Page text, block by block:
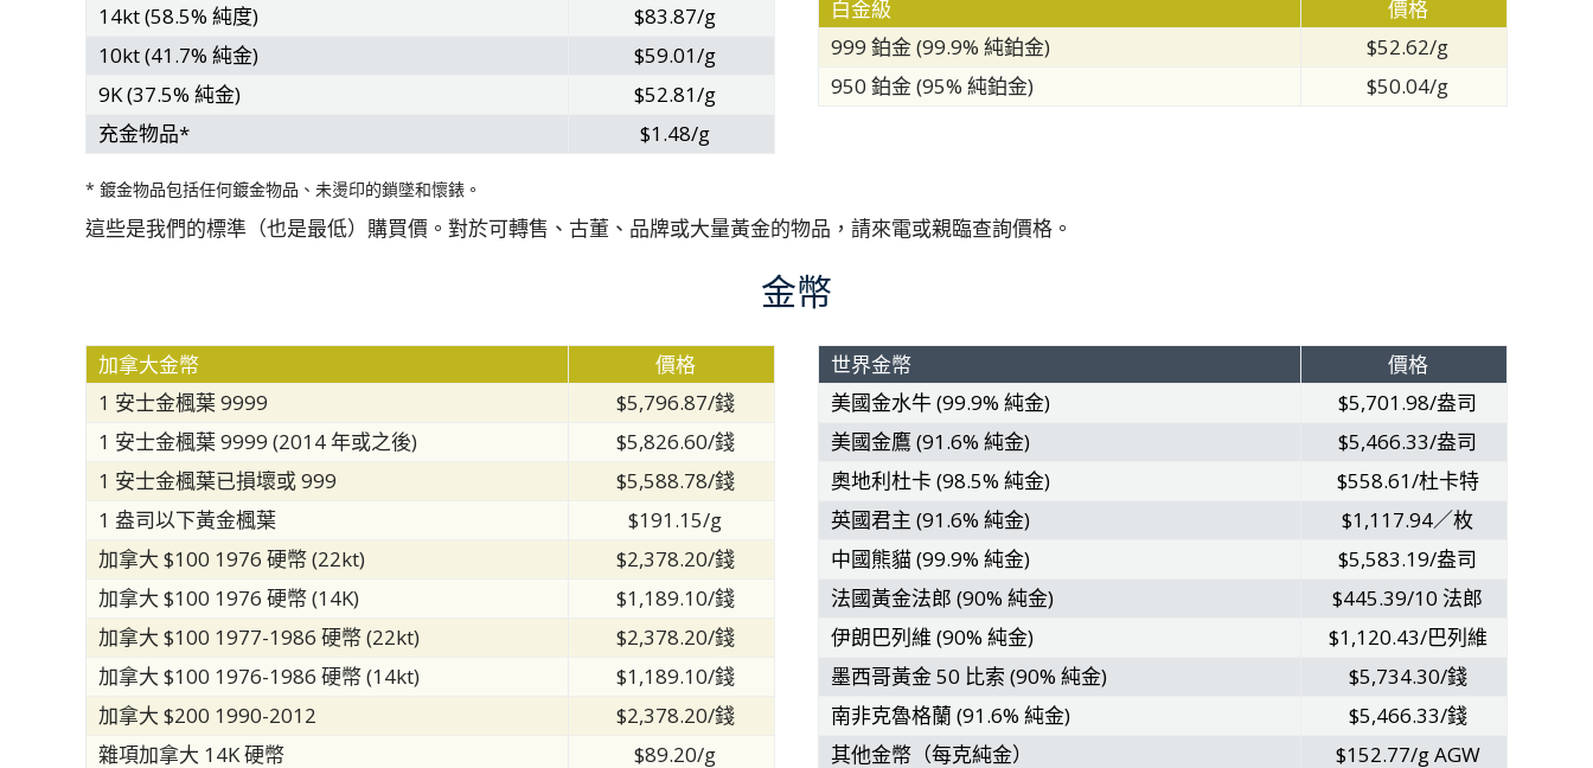
14kt (58.5% 純度)
$83.87/g
10kt (41.7% 純金)
$59.01/g
9K (37.5% 純金)
$52.81/g
充金物品*
$1.48/g
* 鍍金物品包括任何鍍金物品、未燙印的鎖墜和懷錶。
白金級
價格
999 鉑金 (99.9% 純鉑金)
$52.62/g
950 鉑金 (95% 純鉑金)
$50.04/g
這些是我們的標準（也是最低）購買價。對於可轉售、古董、品牌或大量黃金的物品，請來電或親臨查詢價格。
金幣
加拿大金幣
價格
1 安士金楓葉 9999
$5,796.87/錢
1 安士金楓葉 9999 (2014 年或之後)
$5,826.60/錢
1 安士金楓葉已損壞或 999
$5,588.78/錢
1 盎司以下黃金楓葉
$191.15/g
加拿大 $100 1976 硬幣 (22kt)
$2,378.20/錢
加拿大 $100 1976 硬幣 (14K)
$1,189.10/錢
加拿大 $100 1977-1986 硬幣 (22kt)
$2,378.20/錢
加拿大 $100 1976-1986 硬幣 (14kt)
$1,189.10/錢
加拿大 $200 1990-2012
$2,378.20/錢
雜項加拿大 14K 硬幣
$89.20/g
世界金幣
價格
美國金水牛 (99.9% 純金)
$5,701.98/盎司
美國金鷹 (91.6% 純金)
$5,466.33/盎司
奧地利杜卡 (98.5% 純金)
$558.61/杜卡特
英國君主 (91.6% 純金)
$1,117.94／枚
中國熊貓 (99.9% 純金)
$5,583.19/盎司
法國黃金法郎 (90% 純金)
$445.39/10 法郎
伊朗巴列維 (90% 純金)
$1,120.43/巴列維
墨西哥黃金 50 比索 (90% 純金)
$5,734.30/錢
南非克魯格蘭 (91.6% 純金)
$5,466.33/錢
其他金幣（每克純金）
$152.77/g AGW